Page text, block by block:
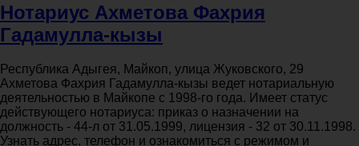
Нотариус Ахметова Фахрия
Гадамулла-кызы
Республика Адыгея, Майкоп, улица Жуковского, 29
Ахметова Фахрия Гадамулла-кызы ведет нотариальную
деятельностью в Майкопе с 1998-го года. Имеет статус
действующего нотариуса: приказ о назначении на
должность - 44-л от 31.05.1999, лицензия - 32 от 30.11.1998.
Узнать адрес, телефон и ознакомиться с режимом и